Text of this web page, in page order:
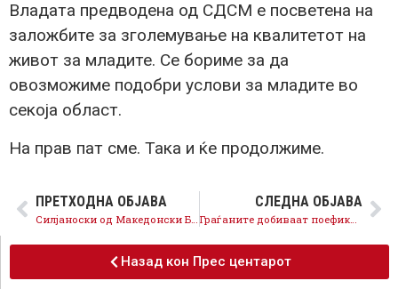
Владата предводена од СДСМ е посветена на
заложбите за зголемување на квалитетот на
живот за младите. Се бориме за да
овозможиме подобри услови за младите во
секоја област.
На прав пат сме. Така и ќе продолжиме.
ПРЕТХОДНА ОБЈАВА СЛЕДНА ОБЈАВА
Граѓаните добиваат поефикасни и поевтини услуги во Агенцијата за катастар на недвижности, на прав пат сме
Назад кон Прес центарот